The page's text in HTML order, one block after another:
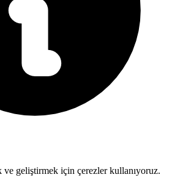
geliştirmek için çerezler kullanıyoruz.